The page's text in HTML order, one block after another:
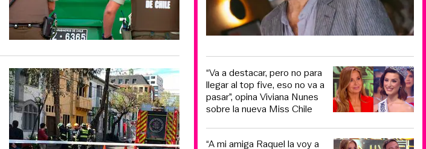
“Va a destacar, pero no para
llegar al top five, eso no va a
pasar”, opina Viviana Nunes
sobre la nueva Miss Chile
“A mi amiga Raquel la voy a